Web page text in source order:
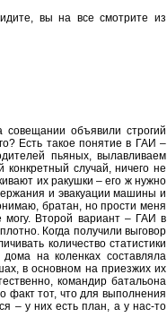
вы на все смотрите из
объявили строгий
Есть такое понятие в ГАИ –
пьяных, вылавливаем
случай, ничего не
их ракушки – его ж нужно
и эвакуации машины и
братан, но прости меня
могу. Второй вариант – ГАИ в
Когда получили выговор
количество статистики
на коленках составляла
в основном на приезжих их
командир батальона
факт тот, что для выполнения
– у них есть план, а у нас-то